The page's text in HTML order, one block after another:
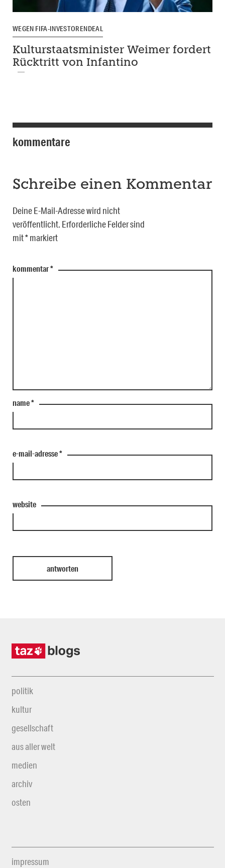
WEGEN FIFA-INVESTORENDEAL
Kulturstaatsminister Weimer fordert
Rücktritt von Infantino
kommentare
Schreibe einen Kommentar
Deine E-Mail-Adresse wird nicht
veröffentlicht. Erforderliche Felder sind
mit*markiert
kommentar*
name*
e-mail-adresse*
website
politik
kultur
gesellschaft
aus aller welt
medien
archiv
osten
impressum